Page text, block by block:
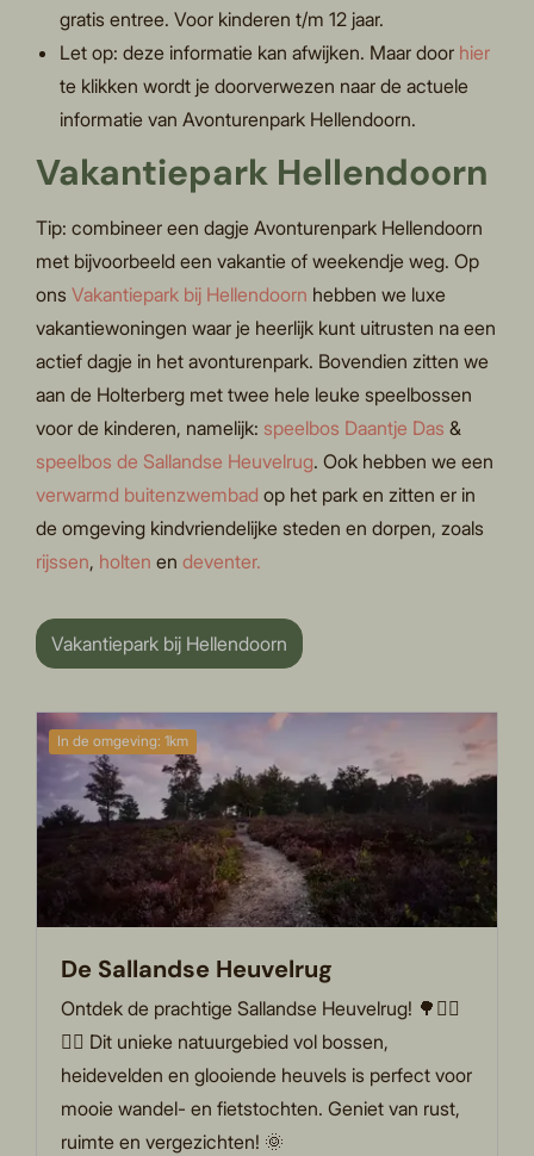
gratis entree. Voor kinderen t/m 12 jaar.
Let op: deze informatie kan afwijken. Maar door hier
te klikken wordt je doorverwezen naar de actuele
informatie van Avonturenpark Hellendoorn.
Vakantiepark Hellendoorn
Tip: combineer een dagje Avonturenpark Hellendoorn
met bijvoorbeeld een vakantie of weekendje weg. Op
onsVakantiepark bij Hellendoorn hebben we luxe
vakantiewoningen waar je heerlijk kunt uitrusten na een
actief dagje in het avonturenpark. Bovendien zitten we
aan de Holterberg met twee hele leuke speelbossen
voor de kinderen, namelijk: speelbos Daantje Das &
speelbos de Sallandse Heuvelrug. Ook hebben we een
verwarmd buitenzwembad op het park en zitten er in
de omgeving kindvriendelijke steden en dorpen, zoals
rijssen, holten endeventer.
Vakantiepark bij Hellendoorn
In de omgeving: 1km
De Sallandse Heuvelrug
Ontdek de prachtige Sallandse Heuvelrug! 🌳🚶‍♀️
🚴‍♂️ Dit unieke natuurgebied vol bossen,
heidevelden en glooiende heuvels is perfect voor
mooie wandel- en fietstochten. Geniet van rust,
ruimte en vergezichten! 🌞